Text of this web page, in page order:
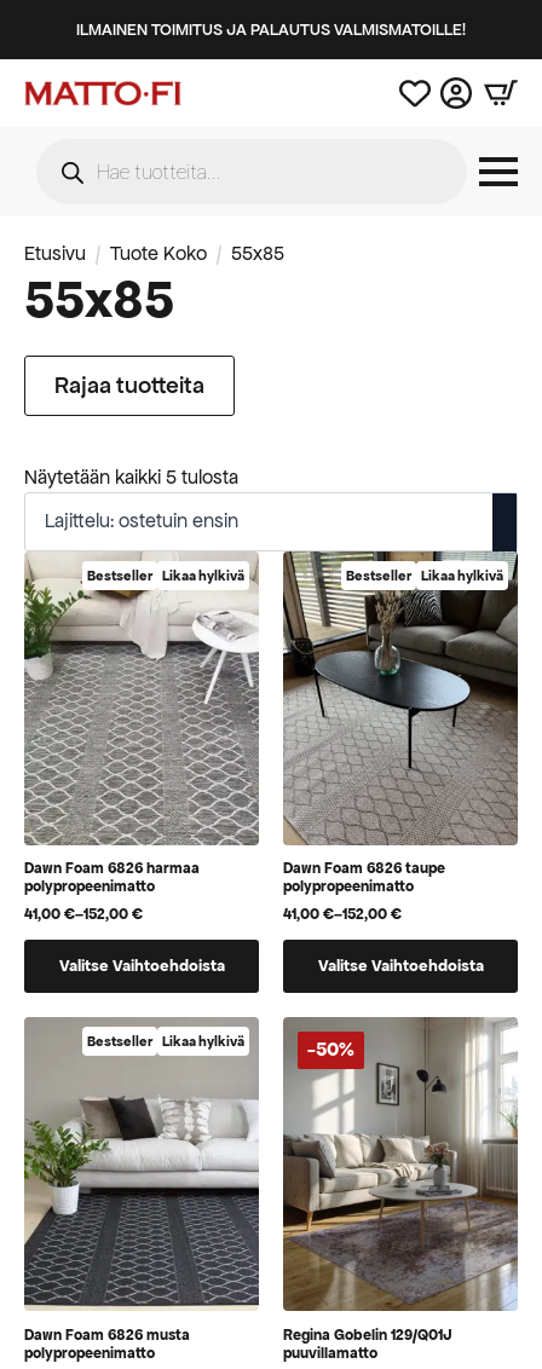
ILMAINEN TOIMITUS JA PALAUTUS VALMISMATOILLE!
search
Etusivu Tuote Koko 55x85
55x85
Rajaa tuotteita
Näytetään kaikki 5 tulostaSuosituimmat
Bestseller Likaa hylkivä
Dawn Foam 6826 harmaa
polypropeenimatto
41,00€–152,00€
Hintaluokka:
41,00 €
152,00 €
Valitse Vaihtoehdoista
useampi
muunnelma.
tehdä
valinnat
tuotteen
sivulla.
Bestseller Likaa hylkivä
Dawn Foam 6826 taupe
polypropeenimatto
41,00€–152,00€
Hintaluokka:
41,00 €
152,00 €
Valitse Vaihtoehdoista
useampi
muunnelma.
tehdä
valinnat
tuotteen
sivulla.
Bestseller Likaa hylkivä
Dawn Foam 6826 musta
polypropeenimatto
-50%
Regina Gobelin 129/Q01J
puuvillamatto